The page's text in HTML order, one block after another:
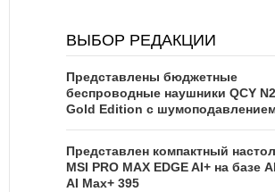
ВЫБОР РЕДАКЦИИ
Представлены бюджетные
беспроводные наушники QCY
Gold Edition с
Представлен компактный
MSI PRO MAX EDGE AI+ на базе
AI Max+ 395